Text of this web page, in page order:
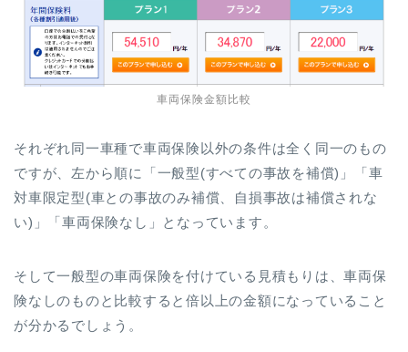
車両保険金額比較
それぞれ同一車種で車両保険以外の条件は全く同一のもの
ですが、左から順に「一般型(すべての事故を補償)」「車
対車限定型(車との事故のみ補償、自損事故は補償されな
い)」「車両保険なし」となっています。
そして一般型の車両保険を付けている見積もりは、車両保
険なしのものと比較すると倍以上の金額になっていること
が分かるでしょう。